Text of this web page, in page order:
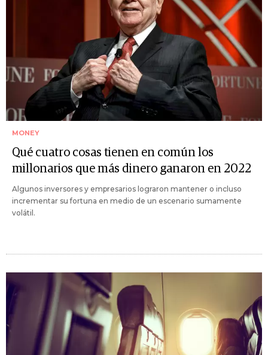
MONEY
Qué cuatro cosas tienen en común los
millonarios que más dinero ganaron en 2022
Algunos inversores y empresarios lograron mantener o incluso
incrementar su fortuna en medio de un escenario sumamente
volátil.